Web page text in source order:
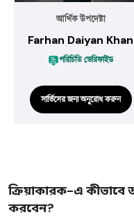
আর্থিক উপদেষ্টা
Farhan Daiyan Khan
পরিচিতি ভেরিফাইড
সার্ভিসের জন্য অনুরোধ করুন
ক্রিয়াকারক-এ কীভাবে
করবেন?